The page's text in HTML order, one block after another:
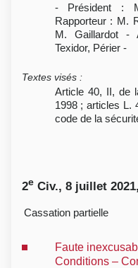
- Président :
Rapporteur : M.
M. Gaillardot -
Texidor, Périer -
Textes visés :
Article 40, II, de
1998 ; articles L.
code de la
2e Civ., 8 juillet
Cassation partielle
Faute
Conditions –